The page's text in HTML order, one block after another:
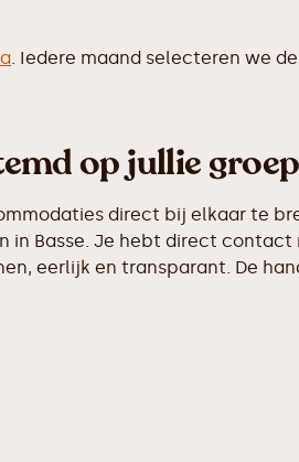
. Iedere maand selecteren we
op jullie groep
direct bij elkaar te
Basse. Je hebt direct
eerlijk en transparant. De